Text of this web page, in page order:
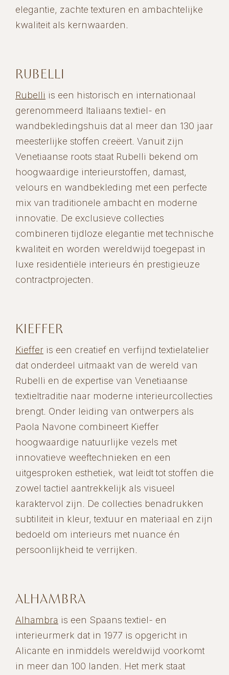
elegantie, zachte texturen en ambachtelijke
kwaliteit als kernwaarden.
RUBELLI
Rubelli is een historisch en internationaal
gerenommeerd Italiaans textiel- en
wandbekledingshuis dat al meer dan 130 jaar
meesterlijke stoffen creëert. Vanuit zijn
Venetiaanse roots staat Rubelli bekend om
hoogwaardige interieurstoffen, damast,
velours en wandbekleding met een perfecte
mix van traditionele ambacht en moderne
innovatie. De exclusieve collecties
combineren tijdloze elegantie met technische
kwaliteit en worden wereldwijd toegepast in
luxe residentiële interieurs én prestigieuze
contractprojecten.
KIEFFER
Kieffer is een creatief en verfijnd textielatelier
dat onderdeel uitmaakt van de wereld van
Rubelli en de expertise van Venetiaanse
textieltraditie naar moderne interieurcollecties
brengt. Onder leiding van ontwerpers als
Paola Navone combineert Kieffer
hoogwaardige natuurlijke vezels met
innovatieve weeftechnieken en een
uitgesproken esthetiek, wat leidt tot stoffen die
zowel tactiel aantrekkelijk als visueel
karaktervol zijn. De collecties benadrukken
subtiliteit in kleur, textuur en materiaal en zijn
bedoeld om interieurs met nuance én
persoonlijkheid te verrijken.
ALHAMBRA
Alhambra is een Spaans textiel- en
interieurmerk dat in 1977 is opgericht in
Alicante en inmiddels wereldwijd voorkomt
in meer dan 100 landen. Het merk staat